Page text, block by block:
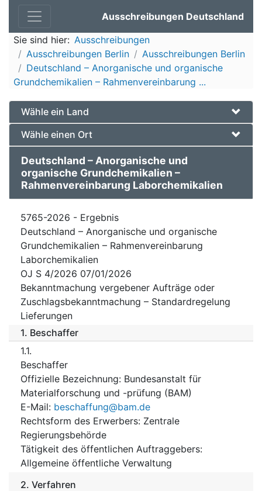
Ausschreibungen Deutschland
Sie sind hier: Ausschreibungen
Ausschreibungen Berlin
Ausschreibungen Berlin
Deutschland – Anorganische und organische
Grundchemikalien – Rahmenvereinbarung ...
Wähle ein Land
Wähle einen Ort
Deutschland – Anorganische und
organische Grundchemikalien –
Rahmenvereinbarung Laborchemikalien
5765-2026 - Ergebnis
Deutschland – Anorganische und organische
Grundchemikalien – Rahmenvereinbarung
Laborchemikalien
OJ S 4/2026 07/01/2026
Bekanntmachung vergebener Aufträge oder
Zuschlagsbekanntmachung – Standardregelung
Lieferungen
1. Beschaffer
1.1.
Beschaffer
Offizielle Bezeichnung: Bundesanstalt für
Materialforschung und -prüfung (BAM)
E-Mail: beschaffung@bam.de
Rechtsform des Erwerbers: Zentrale
Regierungsbehörde
Tätigkeit des öffentlichen Auftraggebers:
Allgemeine öffentliche Verwaltung
2. Verfahren